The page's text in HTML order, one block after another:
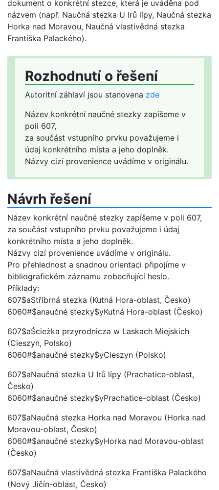
dokument o konkrétní stezce, která je uváděna pod
názvem (např. Naučná stezka U Irů lípy, Naučná stezka
Horka nad Moravou, Naučná vlastivědná stezka
Františka Palackého).
Rozhodnutí o řešení
Autoritní záhlaví jsou stanovena zde
Název konkrétní naučné stezky zapíšeme v
poli 607,
za součást vstupního prvku považujeme i
údaj konkrétního místa a jeho doplněk.
Názvy cizí provenience uvádíme v originálu.
Návrh řešení
Název konkrétní naučné stezky zapíšeme v poli 607,
za součást vstupního prvku považujeme i údaj
konkrétního místa a jeho doplněk.
Názvy cizí provenience uvádíme v originálu.
Pro přehlednost a snadnou orientaci připojíme v
bibliografickém záznamu zobecňující heslo.
Příklady:
607$aStříbrná stezka (Kutná Hora-oblast, Česko)
6060#$anaučné stezky$yKutná Hora-oblast (Česko)
607$aŚcieżka przyrodnicza w Laskach Miejskich
(Cieszyn, Polsko)
6060#$anaučné stezky$yCieszyn (Polsko)
607$aNaučná stezka U Irů lípy (Prachatice-oblast,
Česko)
6060#$anaučné stezky$yPrachatice-oblast (Česko)
607$aNaučná stezka Horka nad Moravou (Horka nad
Moravou-oblast, Česko)
6060#$anaučné stezky$yHorka nad Moravou-oblast
(Česko)
607$aNaučná vlastivědná stezka Františka Palackého
(Nový Jičín-oblast, Česko)